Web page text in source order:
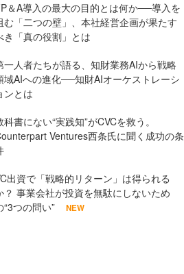
＆A導入の最大の目的とは何か──導入を
む「二つの壁」、本社経営企画が果たす
き「真の役割」とは
一人者たちが語る、知財業務AIから戦略
域AIへの進化──知財AIオーケストレーシ
ンとは
科書にない“実践知”がCVCを救う。
Ventures西条氏に聞く成功の条
出資で「戦略的リターン」は得られる
？ 事業会社が投資を無駄にしないため
“3つの問い”
NEW